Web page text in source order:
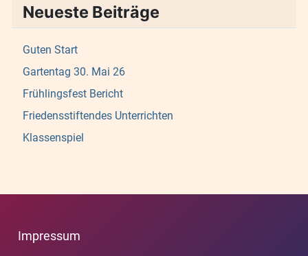
Neueste Beiträge
Guten Start
Gartentag 30. Mai 26
Frühlingsfest Bericht
Friedensstiftendes Unterrichten
Klassenspiel
Impressum